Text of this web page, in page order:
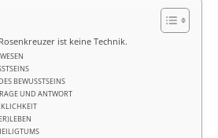
ist keine Technik.
BEWUSSTSEINS
UND ANTWORT